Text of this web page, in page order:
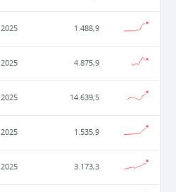
2025 1.488,9
2025 4.875,9
2025 14.639,5
2025 1.535,9
2025 3.173,3